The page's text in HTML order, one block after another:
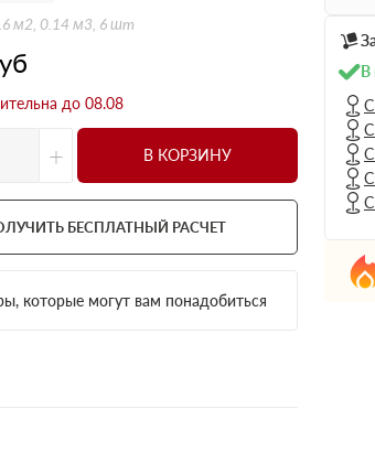
м2, 0.14 м3, 6 шт
до 08.08
+ В КОРЗИНУ
БЕСПЛАТНЫЙ РАСЧЕТ
которые могут вам понадобиться
В